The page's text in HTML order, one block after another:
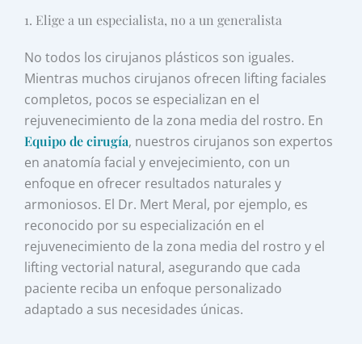
1. Elige a un especialista, no a un generalista
No todos los cirujanos plásticos son iguales.
Mientras muchos cirujanos ofrecen lifting faciales
completos, pocos se especializan en el
rejuvenecimiento de la zona media del rostro. En
Equipo de cirugía, nuestros cirujanos son expertos
en anatomía facial y envejecimiento, con un
enfoque en ofrecer resultados naturales y
armoniosos. El Dr. Mert Meral, por ejemplo, es
reconocido por su especialización en el
rejuvenecimiento de la zona media del rostro y el
lifting vectorial natural, asegurando que cada
paciente reciba un enfoque personalizado
adaptado a sus necesidades únicas.